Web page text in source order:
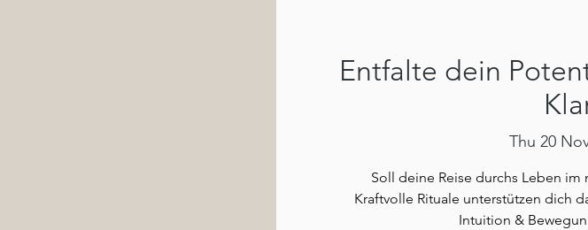
Entfalte dein
Thu 20
Soll deine Reise durchs Leben
Kraftvolle Rituale unterstützen dich
Intuition &